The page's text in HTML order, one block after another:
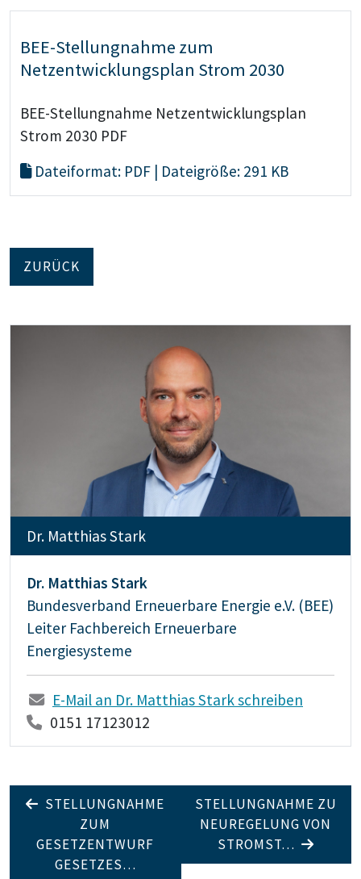
BEE-Stellungnahme zum
Netzentwicklungsplan Strom 2030
BEE-Stellungnahme Netzentwicklungsplan
Strom 2030 PDF
Dateiformat: PDF | Dateigröße: 291 KB
ZURÜCK
Dr. Matthias Stark
Dr. Matthias Stark
Bundesverband Erneuerbare Energie e.V. (BEE)
Leiter Fachbereich Erneuerbare
Energiesysteme
E-Mail an Dr. Matthias Stark schreiben
0151 17123012
STELLUNGNAHME
ZUM
GESETZENTWURF
GESETZES…
STELLUNGNAHME ZU
NEUREGELUNG VON
STROMST…